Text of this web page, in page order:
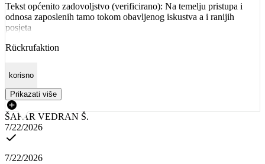
Tekst općenito zadovoljstvo (verificirano): Na temelju pristupa i
odnosa zaposlenih tamo tokom obavljenog iskustva a i ranijih
posjeta
Rückrufaktion
korisno
Prikazati više
ŠAFAR VEDRAN Š.
7/22/2026
7/22/2026